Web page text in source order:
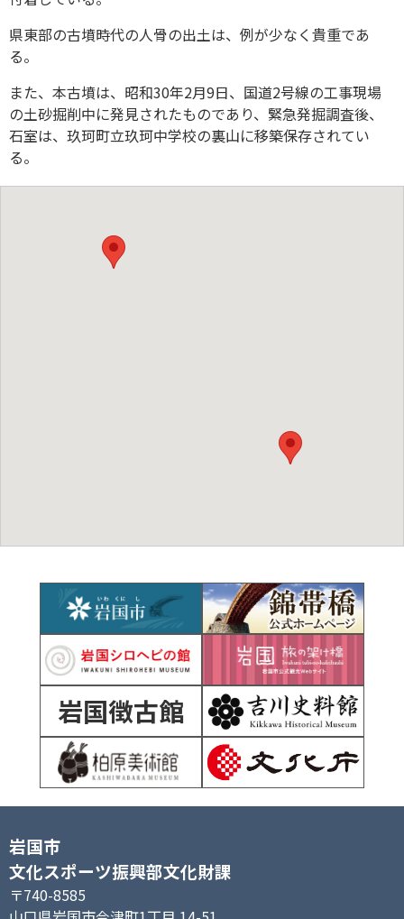
県東部の古墳時代の人骨の出土は、例が少なく貴重であ
る。
また、本古墳は、昭和30年2月9日、国道2号線の工事現場
の土砂掘削中に発見されたものであり、緊急発掘調査後、
石室は、玖珂町立玖珂中学校の裏山に移築保存されてい
る。
岩国徴古館
岩国市
文化スポーツ振興部文化財課
〒740-8585